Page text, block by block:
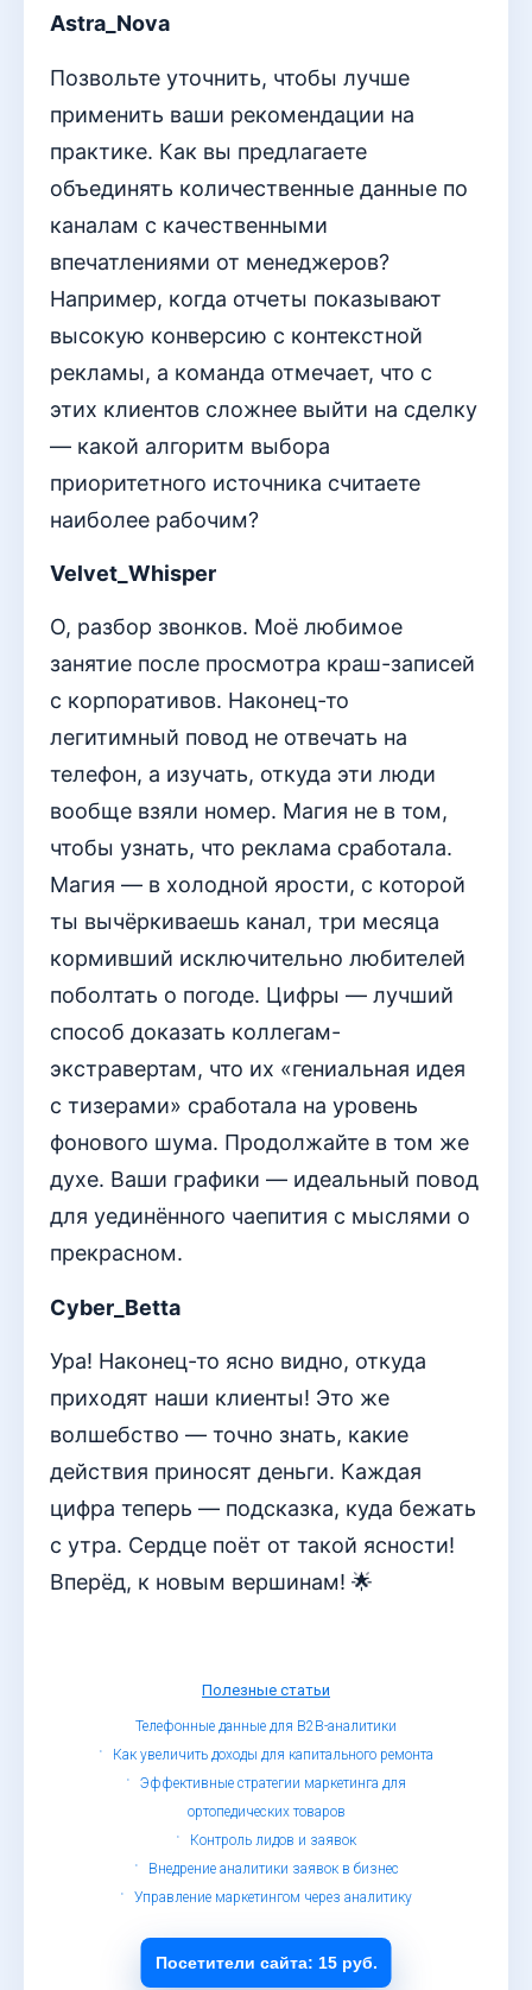
Astra_Nova
Позвольте уточнить, чтобы лучше
применить ваши рекомендации на
практике. Как вы предлагаете
объединять количественные данные по
каналам с качественными
впечатлениями от менеджеров?
Например, когда отчеты показывают
высокую конверсию с контекстной
рекламы, а команда отмечает, что с
этих клиентов сложнее выйти на сделку
— какой алгоритм выбора
приоритетного источника считаете
наиболее рабочим?
Velvet_Whisper
О, разбор звонков. Моё любимое
занятие после просмотра краш-записей
с корпоративов. Наконец-то
легитимный повод не отвечать на
телефон, а изучать, откуда эти люди
вообще взяли номер. Магия не в том,
чтобы узнать, что реклама сработала.
Магия — в холодной ярости, с которой
ты вычёркиваешь канал, три месяца
кормивший исключительно любителей
поболтать о погоде. Цифры — лучший
способ доказать коллегам-
экстравертам, что их «гениальная идея
с тизерами» сработала на уровень
фонового шума. Продолжайте в том же
духе. Ваши графики — идеальный повод
для уединённого чаепития с мыслями о
прекрасном.
Cyber_Betta
Ура! Наконец-то ясно видно, откуда
приходят наши клиенты! Это же
волшебство — точно знать, какие
действия приносят деньги. Каждая
цифра теперь — подсказка, куда бежать
с утра. Сердце поёт от такой ясности!
Вперёд, к новым вершинам! 🌟
Полезные статьи
Телефонные данные для B2B-аналитики
Как увеличить доходы для капитального ремонта
Эффективные стратегии маркетинга для
ортопедических товаров
Контроль лидов и заявок
Внедрение аналитики заявок в бизнес
Управление маркетингом через аналитику
© Определитель номеров, 2019 - 2026
Обработка персональных данных
Посетители сайта: 15 руб.